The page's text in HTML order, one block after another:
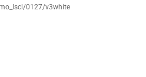
0127/v3white